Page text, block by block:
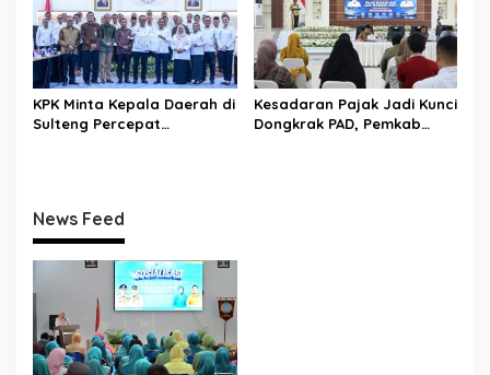
KPK Minta Kepala Daerah di
Sulteng Percepat
Kesadaran Pajak Jadi Kunci
Dongkrak PAD, Pemkab
News Feed